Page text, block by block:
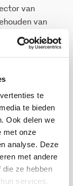
te
te bieden
Ook delen we
met onze
analyse. Deze
met andere
ze hebben
services.
van
van
van andere
van
aan bod.